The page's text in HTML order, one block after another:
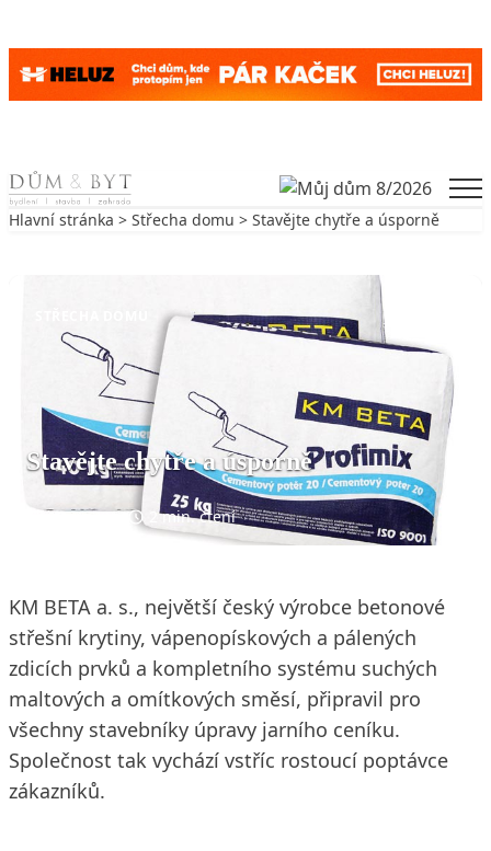
Skip to content
Hlavní stránka > Střecha domu > Stavějte chytře a úsporně
Stavějte chytře a úsporně
10. 4. 2014 2 min. čtení
KM BETA a. s., největší český výrobce betonové
střešní krytiny, vápenopískových a pálených
zdicích prvků a kompletního systému suchých
maltových a omítkových směsí, připravil pro
všechny stavebníky úpravy jarního ceníku.
Společnost tak vychází vstříc rostoucí poptávce
zákazníků.